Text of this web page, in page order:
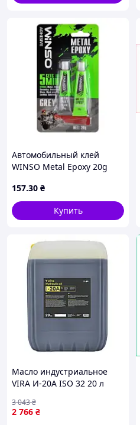
Автомобильный клей
WINSO Metal Epoxy 20g
157.30 ₴
Купить
Масло индустриальное
VIRA И-20А ISO 32 20 л
2 766 ₴
3 043₴